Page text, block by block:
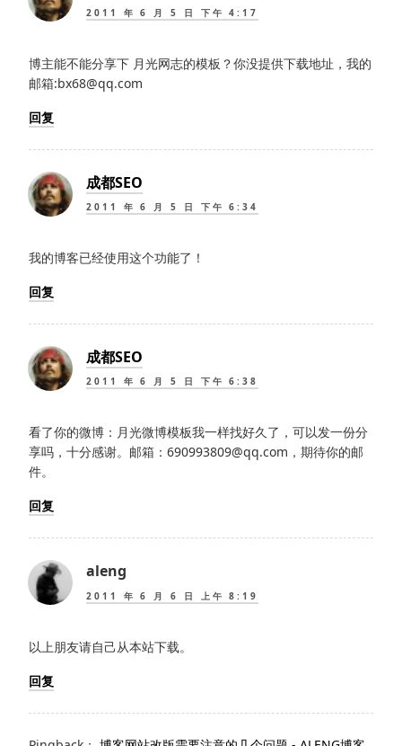
2011 年 6 月 5 日 下午 4:17
博主能不能分享下 月光网志的模板？你没提供下载地址，我的
邮箱:bx68@qq.com
回复
成都SEO
2011 年 6 月 5 日 下午 6:34
我的博客已经使用这个功能了！
回复
成都SEO
2011 年 6 月 5 日 下午 6:38
看了你的微博：月光微博模板我一样找好久了，可以发一份分
享吗，十分感谢。邮箱：690993809@qq.com，期待你的邮
件。
回复
aleng
2011 年 6 月 6 日 上午 8:19
以上朋友请自己从本站下载。
回复